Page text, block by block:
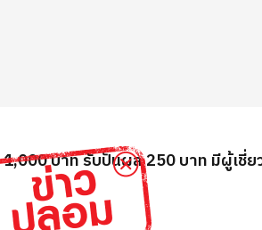
บาท รับปันผล 250 บาท มีผู้เ